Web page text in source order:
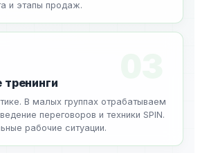
и этапы продаж.
тренинги
В малых группах отрабатываем
переговоров и техники SPIN.
рабочие ситуации.